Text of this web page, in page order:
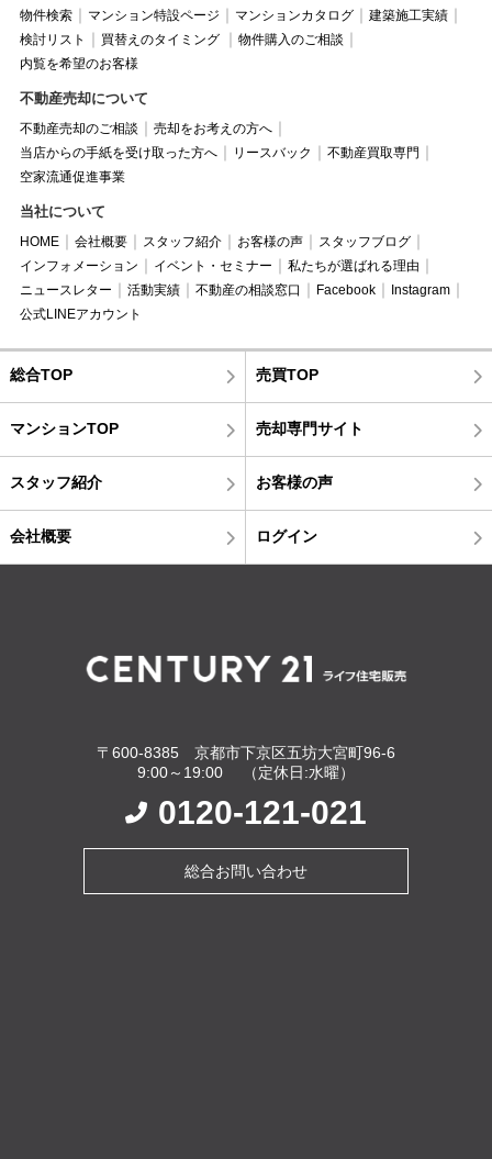
物件検索 マンション特設ページ マンションカタログ
建築施工実績
検討リスト
買替えのタイミング
物件購入のご相談
内覧を希望のお客様
不動産売却について
不動産売却のご相談
売却をお考えの方へ
当店からの手紙を受け取った方へ
リースバック
不動産買取専門
空家流通促進事業
当社について
HOME 会社概要 スタッフ紹介 お客様の声
スタッフブログ
インフォメーション
イベント・セミナー
私たちが選ばれる理由
ニュースレター
活動実績 不動産の相談窓口 Facebook
Instagram
公式LINEアカウント
総合TOP 売買TOP
マンションTOP 売却専門サイト
スタッフ紹介 お客様の声
会社概要 ログイン
〒600-8385 京都市下京区五坊大宮町96-6
9:00～19:00 （定休日:水曜）
0120-121-021
総合お問い合わせ